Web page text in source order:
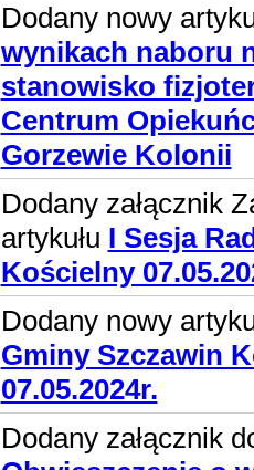
Dodany nowy
wynikach naboru
stanowisko
Centrum
Gorzewie Kolonii
Dodany załącznik
artykułu I Sesja
Kościelny
Dodany nowy
Gminy Szczawin
07.05.2024r.
Dodany załącznik